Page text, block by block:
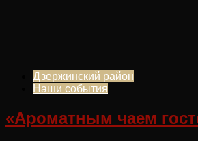
Дзержинский район
Наши события
«Ароматным чаем